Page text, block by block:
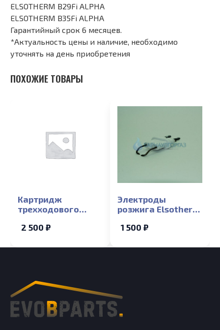
ELSOTHERM B29Fi ALPHA
ELSOTHERM B35Fi ALPHA
Гарантийный срок 6 месяцев.
*Актуальность цены и наличие, необходимо
уточнять на день приобретения
ПОХОЖИЕ ТОВАРЫ
Картридж
трехходового
T2 500 ₽
Электроды
розжига Elsotherm
1 500 ₽